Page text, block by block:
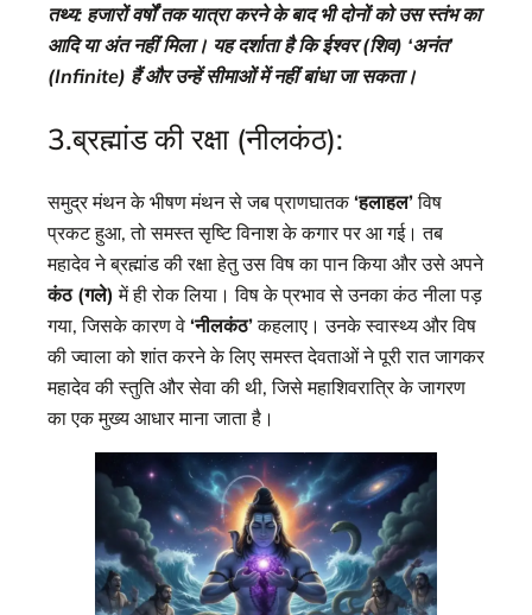
तथ्य: हजारों वर्षों तक यात्रा करने के बाद भी दोनों को उस स्तंभ का
आदि या अंत नहीं मिला। यह दर्शाता है कि ईश्वर (शिव) ‘अनंत’
(Infinite) हैं और उन्हें सीमाओं में नहीं बांधा जा सकता।
3.ब्रह्मांड की रक्षा (नीलकंठ):
समुद्र मंथन के भीषण मंथन से जब प्राणघातक‘हलाहल’विष
प्रकट हुआ, तो समस्त सृष्टि विनाश के कगार पर आ गई। तब
महादेव ने ब्रह्मांड की रक्षा हेतु उस विष का पान किया और उसे अपने
कंठ (गले) में ही रोक लिया। विष के प्रभाव से उनका कंठ नीला पड़
गया, जिसके कारण वे ‘नीलकंठ’कहलाए। उनके स्वास्थ्य और विष
की ज्वाला को शांत करने के लिए समस्त देवताओं ने पूरी रात जागकर
महादेव की स्तुति और सेवा की थी, जिसे महाशिवरात्रि के जागरण
का एक मुख्य आधार माना जाता है।